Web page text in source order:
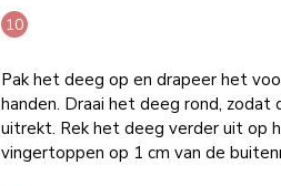
Pak het deeg op en drapeer het
handen. Draai het deeg rond,
uitrekt. Rek het deeg verder uit op
vingertoppen op 1 cm van de